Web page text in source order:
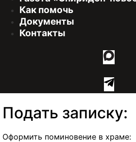
Как помочь
Документы
Контакты
Подать записку:
Оформить поминовение в храме: